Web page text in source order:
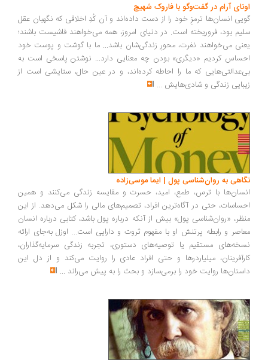
آرام در گفت‌وگو با فاروک شهیچ‭
انسان‌ها ترمزِ خود را از دست داده‌اند و آن کُدِ اخلاقی که نگهبان عقل
بود، فروریخته است. در دنیای امروز، همه می‌خواهند فاشیست باشند؛
می‌خواهند نفرت، محورِ زندگی‌شان باشد... ما با گوشت و پوست خود
کردیم «دیگری» بودن چه معنایی دارد... نوشتن پاسخی است به
که ما را احاطه کرده‌اند، و در عین حال، ستایشی است از
زندگی و شادی‌هایش...
به روان‌شناسی پول | ایما موسی‌زاده
با ترس، طمع، امید، حسرت و مقایسه زندگی می‌کنند و همین
حتی در آگاه‌ترین افراد، تصمیم‌های مالی را شکل می‌دهد. از این
«روان‌شناسی پول» بیش از آنکه درباره پول باشد، کتابی درباره انسان
و رابطه پرتنش او با مفهوم ثروت و دارایی است... اوزل به‌جای ارائه
مستقیم یا توصیه‌های دستوری، تجربه زندگی سرمایه‌گذاران،
میلیاردرها و حتی افراد عادی را روایت می‌کند و از دل این
روایت خود را برمی‌سازد و بحث را به پیش می‌راند...